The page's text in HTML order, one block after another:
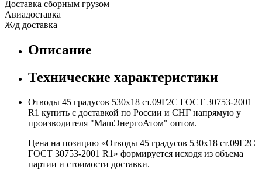
Доставка сборным грузом
Авиадоставка
Ж/д доставка
Описание
Технические характеристики
Отводы 45 градусов 530х18 ст.09Г2С ГОСТ 30753-2001
R1 купить с доставкой по России и СНГ напрямую у
производителя "МашЭнергоАтом" оптом.
Цена на позицию «Отводы 45 градусов 530х18 ст.09Г2С
ГОСТ 30753-2001 R1» формируется исходя из объема
партии и стоимости доставки.